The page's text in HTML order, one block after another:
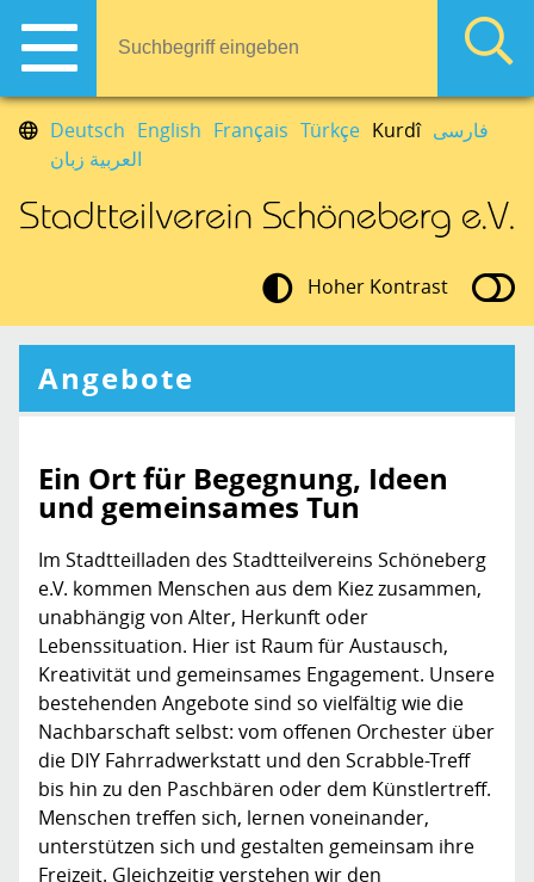
Deutsch English Français Türkçe Kurdî فارسی
العربية زبان
Hoher Kontrast
Angebote
Ein Ort für Begegnung, Ideen
und gemeinsames Tun
Im Stadtteilladen des Stadtteilvereins Schöneberg
e.V. kommen Menschen aus dem Kiez zusammen,
unabhängig von Alter, Herkunft oder
Lebenssituation. Hier ist Raum für Austausch,
Kreativität und gemeinsames Engagement. Unsere
bestehenden Angebote sind so vielfältig wie die
Nachbarschaft selbst: vom offenen Orchester über
die DIY Fahrradwerkstatt und den Scrabble-Treff
bis hin zu den Paschbären oder dem Künstlertreff.
Menschen treffen sich, lernen voneinander,
unterstützen sich und gestalten gemeinsam ihre
Freizeit. Gleichzeitig verstehen wir den